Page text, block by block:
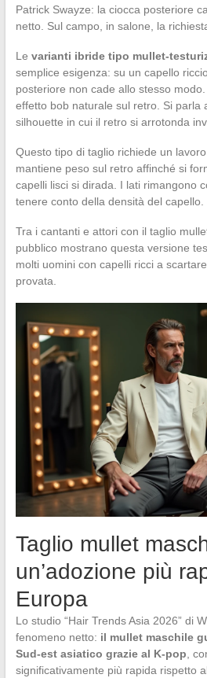
Patrick Swayze: la ciocca posteriore
netto. Sul campo, in salone, la
Le varianti ibride tipo mullet-
semplice esigenza: su un capello
posteriore non cade allo stesso
effetto bob naturale sul retro. Si parla
silhouette in cui il retro si arrotonda
Questo tipo di taglio richiede un
mantiene peso sul retro affinché si
capelli lisci si dirada. I lati rimangono
tenere conto della densità del capello.
Tra i cantanti e attori con il taglio
pubblico mostrano questa versione
molti uomini con capelli ricci a
provata.
Taglio mullet
un’adozione più
Europa
Lo studio “Hair Trends Asia 2026” di
fenomeno netto: il mullet maschile
Sud-est asiatico grazie al K-pop ,
significativamente più rapida rispetto